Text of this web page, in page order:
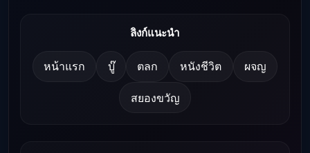
ลิงก์แนะนำ
หน้าแรก บู๊ ตลก หนังชีวิต ผจญ
สยองขวัญ